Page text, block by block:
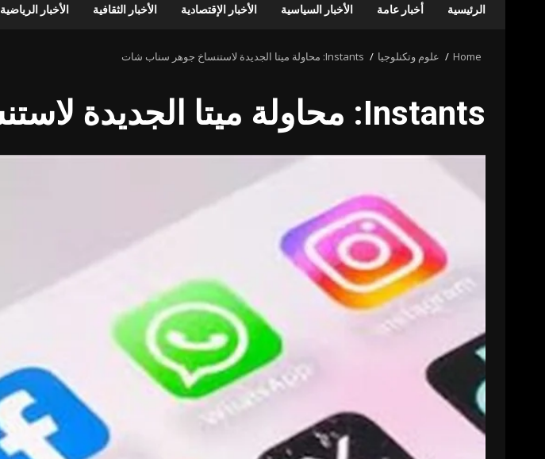
الرئيسية أخبار عامة الأخبار السياسية الأخبار الإقتصادية الأخبار الثقافية الأخبار الرياضية
Home علوم وتكنلوجيا Instants: محاولة ميتا الجديدة لاستنساخ جوهر سناب شات
Instants: محاولة ميتا الجديدة لاستنساخ جوهر سناب شات